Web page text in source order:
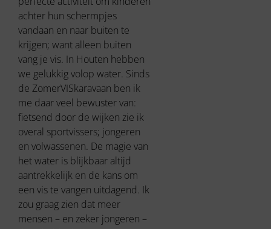
achter hun schermpjes
vandaan en naar buiten te
krijgen; want alleen buiten
vang je vis. In Houten hebben
we gelukkig volop water. Sinds
de ZomerVISkaravaan ben ik
me daar veel bewuster van:
fietsend door de wijken zie ik
overal sportvissers; jongeren
en volwassenen. De magie van
het water is blijkbaar altijd
aantrekkelijk en de kans om
een vis te vangen uitdagend. Ik
zou graag zien dat meer
mensen – en zeker jongeren –